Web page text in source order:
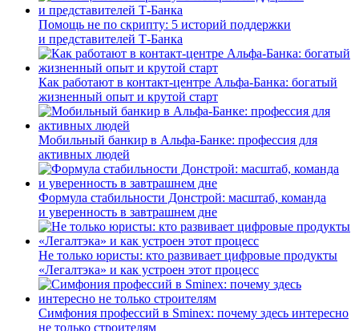
Помощь не по скрипту: 5 историй поддержки
и представителей Т-Банка
Как работают в контакт-центре Альфа-Банка: богатый
жизненный опыт и крутой старт
Мобильный банкир в Альфа-Банке: профессия для
активных людей
Формула стабильности Донстрой: масштаб, команда
и уверенность в завтрашнем дне
Не только юристы: кто развивает цифровые продукты
«Легалтэка» и как устроен этот процесс
Симфония профессий в Sminex: почему здесь интересно
не только строителям